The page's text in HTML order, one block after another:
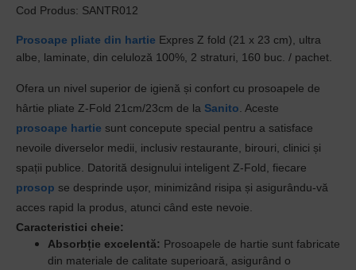
Cod Produs: SANTR012
Prosoape pliate din hartie Expres Z fold (21 x 23 cm), ultra
albe, laminate, din celuloză 100%, 2 straturi, 160 buc. / pachet.
Ofera un nivel superior de igienă și confort cu prosoapele de
hârtie pliate Z-Fold 21cm/23cm de la Sanito . Aceste
prosoape hartie sunt concepute special pentru a satisface
nevoile diverselor medii, inclusiv restaurante, birouri, clinici și
spații publice. Datorită designului inteligent Z-Fold, fiecare
prosop se desprinde ușor, minimizând risipa și asigurându-vă
acces rapid la produs, atunci când este nevoie.
Caracteristici cheie:
Absorbție excelentă: Prosoapele de hartie sunt fabricate
din materiale de calitate superioară, asigurând o